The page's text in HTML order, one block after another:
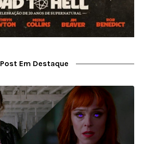
Post Em Destaque